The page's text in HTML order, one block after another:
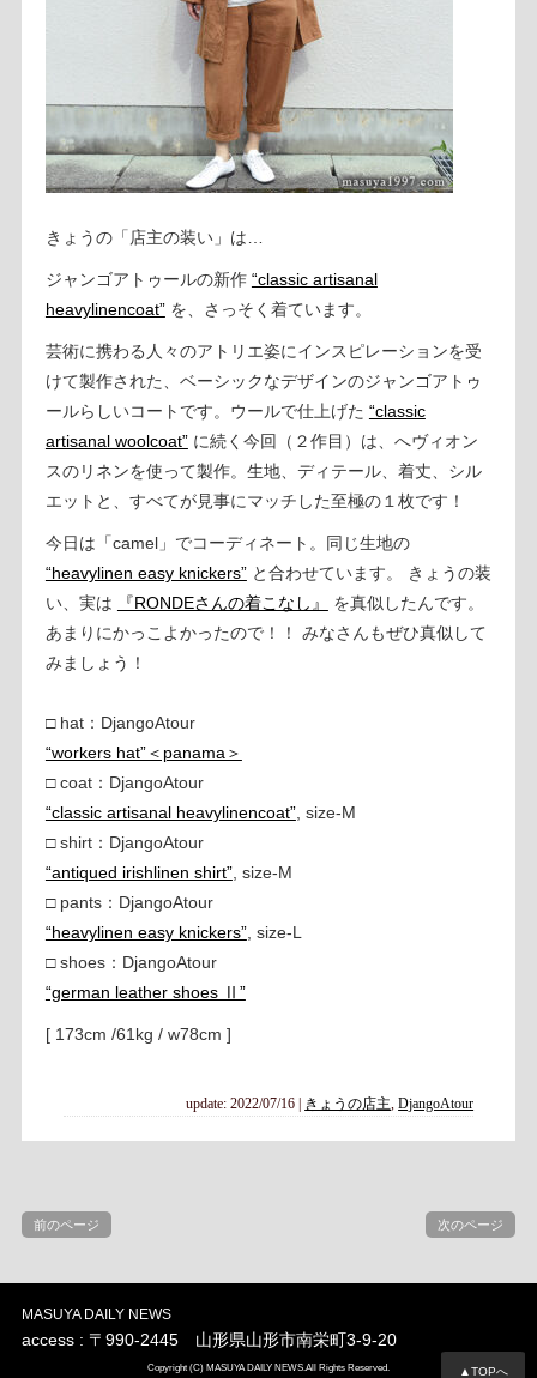
▲TOPへ
きょうの「店主の装い」は…
ジャンゴアトゥールの新作 “classic artisanal
heavylinencoat”を、さっそく着ています。
芸術に携わる人々のアトリエ姿にインスピレーションを受
けて製作された、ベーシックなデザインのジャンゴアトゥ
ールらしいコートです。ウールで仕上げた “classic
artisanal woolcoat”に続く今回（２作目）は、へヴィオン
スのリネンを使って製作。生地、ディテール、着丈、シル
エットと、すべてが見事にマッチした至極の１枚です！
今日は「camel」でコーディネート。同じ生地の
“heavylinen easy knickers”と合わせています。 きょうの装
い、実は
『RONDEさんの着こなし』
を真似したんです。
あまりにかっこよかったので！！ みなさんもぜひ真似して
みましょう！
□ hat：DjangoAtour
“workers hat”＜panama＞
□ coat：DjangoAtour
“classic artisanal heavylinencoat”, size-M
□ shirt：DjangoAtour
“antiqued irishlinen shirt”, size-M
□ pants：DjangoAtour
“heavylinen easy knickers”, size-L
□ shoes：DjangoAtour
“german leather shoes Ⅱ”
[ 173cm /61kg / w78cm ]
update: 2022/07/16 | きょうの店主 ,DjangoAtour
前のページ 次のページ
MASUYA DAILY NEWS
access : 〒990-2445 山形県山形市南栄町3-9-20
Copyright (C) MASUYA DAILY NEWS.All Rights Reserved.